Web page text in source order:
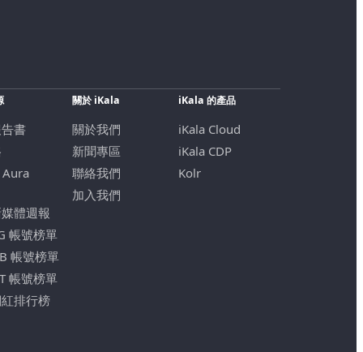
書
體週報
帳號榜單
帳號榜單
帳號榜單
排行榜
關於 iKala
關於我們
新聞專區
聯絡我們
加入我們
iKala 的產品
iKala Cloud
iKala CDP
Kolr